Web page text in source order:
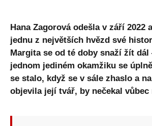
Hana Zagorová odešla v září 2022
jednu z největších hvězd své
Margita se od té doby snaží žít
jednom jediném okamžiku se
se stalo, když se v sále zhaslo a
objevila její tvář, by nečekal vůbec